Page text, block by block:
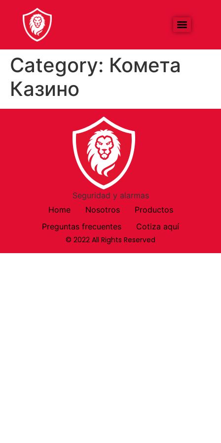
Category: Комета
Казино
Seguridad y alarmas
Home
Nosotros
Productos
Preguntas frecuentes
Cotiza aquí
© 2022 All Rights Reserved